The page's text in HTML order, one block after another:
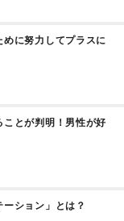
に努力してプラスに
ことが判明！男性が好
ション」とは？